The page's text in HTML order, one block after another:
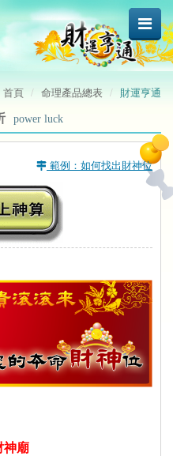
首頁 命理產品總表 財運亨通
power luck
範例：如何找出財神位
神廟